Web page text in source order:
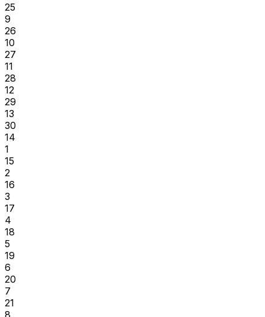
25
9
26
10
27
11
28
12
29
13
30
14
1
15
2
16
3
17
4
18
5
19
6
20
7
21